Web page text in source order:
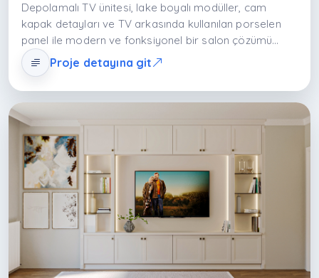
Depolamalı TV ünitesi, lake boyalı modüller, cam
kapak detayları ve TV arkasında kullanılan porselen
panel ile modern ve fonksiyonel bir salon çözümü
sunar. Kapaklı dolaplar ve raf sistemleri yüksek
depolama kapasitesi sağlarken mekânda düzenli ve
ferah bir atmosfer oluşturur. Dayanıklı porselen yüzey
prestijli bir görünüm kazandırır. Tasarım, yaşam alanını
estetik ve organize bir medya duvarına dönüştürür.
Proje detayına git